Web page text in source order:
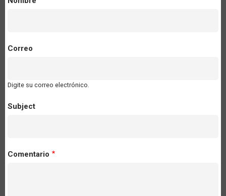
Correo
Digite su correo electrónico.
Subject
Comentario